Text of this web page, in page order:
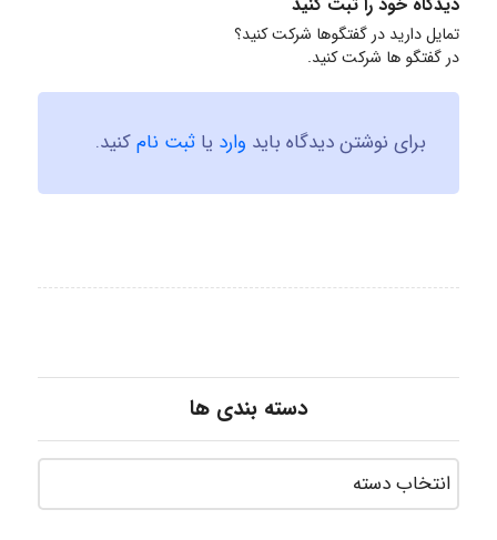
تمایل دارید در گفتگوها شرکت کنید؟
در گفتگو ها شرکت کنید.
برای نوشتن دیدگاه باید وارد یا ثبت نامکنید.
دسته بندی ها